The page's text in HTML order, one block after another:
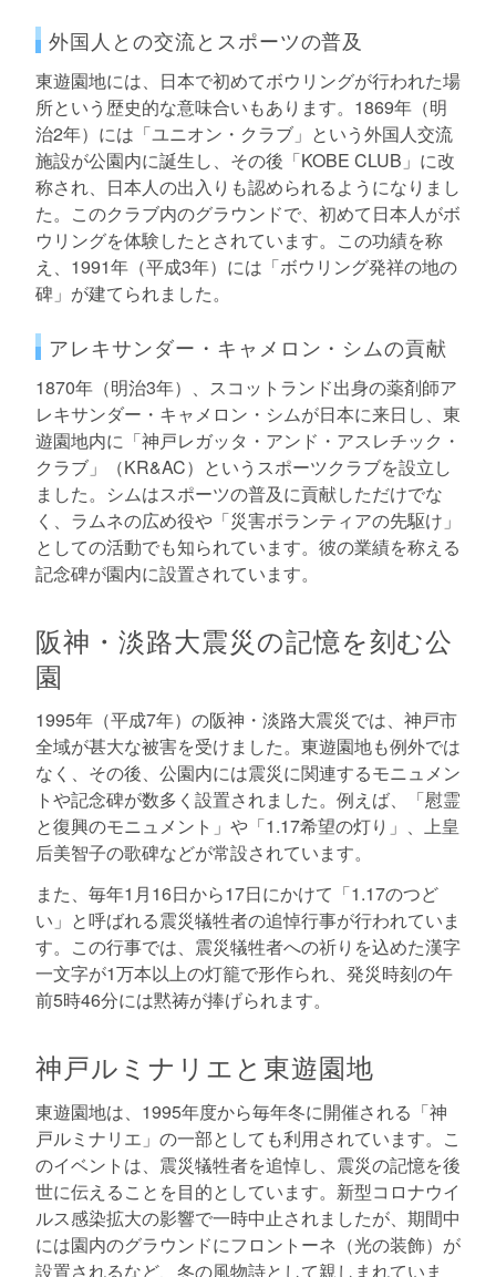
外国人との交流とスポーツの普及
東遊園地には、日本で初めてボウリングが行われた場
所という歴史的な意味合いもあります。1869年（明
治2年）には「ユニオン・クラブ」という外国人交流
施設が公園内に誕生し、その後「KOBE CLUB」に改
称され、日本人の出入りも認められるようになりまし
た。このクラブ内のグラウンドで、初めて日本人がボ
ウリングを体験したとされています。この功績を称
え、1991年（平成3年）には「ボウリング発祥の地の
碑」が建てられました。
アレキサンダー・キャメロン・シムの貢献
1870年（明治3年）、スコットランド出身の薬剤師ア
レキサンダー・キャメロン・シムが日本に来日し、東
遊園地内に「神戸レガッタ・アンド・アスレチック・
クラブ」（KR&AC）というスポーツクラブを設立し
ました。シムはスポーツの普及に貢献しただけでな
く、ラムネの広め役や「災害ボランティアの先駆け」
としての活動でも知られています。彼の業績を称える
記念碑が園内に設置されています。
阪神・淡路大震災の記憶を刻む公
園
1995年（平成7年）の阪神・淡路大震災では、神戸市
全域が甚大な被害を受けました。東遊園地も例外では
なく、その後、公園内には震災に関連するモニュメン
トや記念碑が数多く設置されました。例えば、「慰霊
と復興のモニュメント」や「1.17希望の灯り」、上皇
后美智子の歌碑などが常設されています。
また、毎年1月16日から17日にかけて「1.17のつど
い」と呼ばれる震災犠牲者の追悼行事が行われていま
す。この行事では、震災犠牲者への祈りを込めた漢字
一文字が1万本以上の灯籠で形作られ、発災時刻の午
前5時46分には黙祷が捧げられます。
神戸ルミナリエと東遊園地
東遊園地は、1995年度から毎年冬に開催される「神
戸ルミナリエ」の一部としても利用されています。こ
のイベントは、震災犠牲者を追悼し、震災の記憶を後
世に伝えることを目的としています。新型コロナウイ
ルス感染拡大の影響で一時中止されましたが、期間中
には園内のグラウンドにフロントーネ（光の装飾）が
設置されるなど、冬の風物詩として親しまれていま